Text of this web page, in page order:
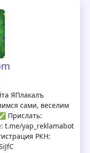
ЯПлакалъ
сами, веселим
Прислать:
t.me/yap_reklamabot
РКН: